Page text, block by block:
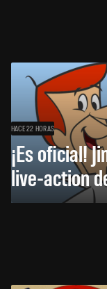
HACE 22 HORAS
¡Es oficial!
live-action